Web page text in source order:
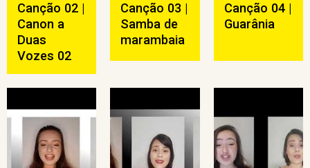
Canção 02 |
Canon a
Duas
Vozes 02
Canção 03 |
Samba de
marambaia
Canção 04 |
Guarânia